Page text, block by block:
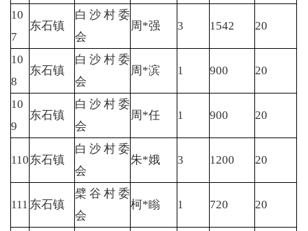
10
7
东石镇
白沙村委
会
周*强 3 1542 20
10
8
东石镇
白沙村委
会
周*滨 1 900 20
10
9
东石镇
白沙村委
会
周*任 1 900 20
110东石镇
白沙村委
会
朱*娥 3 1200 20
111 东石镇
檗谷村委
会
柯*瞈 1 720 20